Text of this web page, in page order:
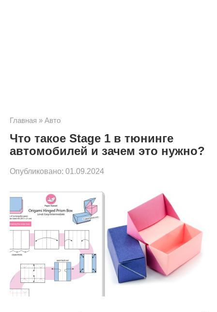
Главная » Авто
Что такое Stage 1 в тюнинге
автомобилей и зачем это нужно?
Опубликовано: 01.09.2024